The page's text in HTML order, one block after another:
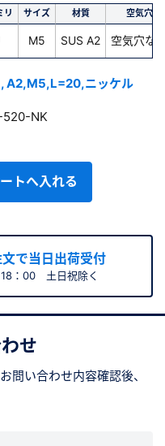
リ サイズ 材質 空気穴
M5 SUS A2 空気穴な
, A2,M5,L=20,ニッケル
NK
トへ入れる
で当日出荷受付
：00 土日祝除く
せ
お問い合わせ内容確認後、